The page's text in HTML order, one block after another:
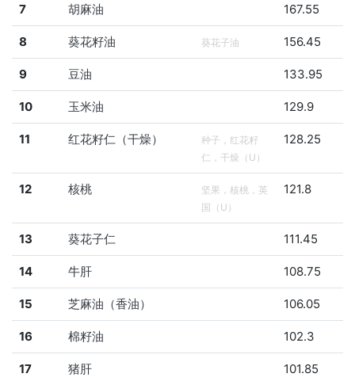
7 胡麻油 167.55
8 葵花籽油 葵花子油 156.45
9 豆油 133.95
10 玉米油 129.9
11 红花籽仁（干燥）
种子，红花籽
仁，干燥（U）
128.25
12 核桃
坚果，核桃，英
国（U）
121.8
13 葵花子仁 111.45
14 牛肝 108.75
15 芝麻油（香油） 106.05
16 棉籽油 102.3
17 猪肝 101.85